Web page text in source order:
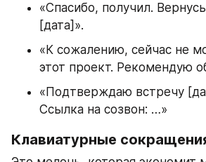
«Спасибо, получил.
[дата]».
«К сожалению, сейчас не
этот проект. Рекомендую
«Подтверждаю встречу
Ссылка на созвон: …»
Клавиатурные